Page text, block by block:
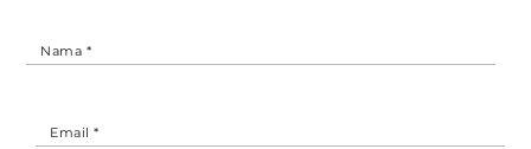
Nama *
Email*